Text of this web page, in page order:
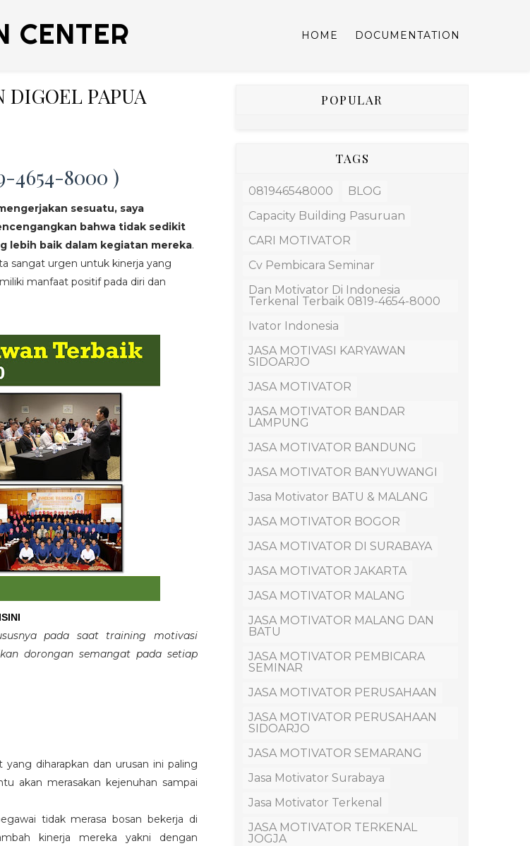
CENTER HOME DOCUMENTATION
PAPUA
4654-8000 )
sesuatu, saya
bahwa tidak sedikit
lebih baik dalam kegiatan mereka.
sangat urgen untuk kinerja yang
manfaat positif pada diri dan
pada saat training motivasi
dorongan semangat pada setiap
diharapkan dan urusan ini paling
akan merasakan kejenuhan sampai
tidak merasa bosan bekerja di
kinerja mereka yakni dengan
POPULAR
TAGS
081946548000
BLOG
Capacity Building Pasuruan
CARI MOTIVATOR
Cv Pembicara Seminar
Dan Motivator Di Indonesia
Terkenal Terbaik 0819-4654-8000
Ivator Indonesia
JASA MOTIVASI KARYAWAN
SIDOARJO
JASA MOTIVATOR
JASA MOTIVATOR BANDAR
LAMPUNG
JASA MOTIVATOR BANDUNG
JASA MOTIVATOR BANYUWANGI
Jasa Motivator BATU & MALANG
JASA MOTIVATOR BOGOR
JASA MOTIVATOR DI SURABAYA
JASA MOTIVATOR JAKARTA
JASA MOTIVATOR MALANG
JASA MOTIVATOR MALANG DAN
BATU
JASA MOTIVATOR PEMBICARA
SEMINAR
JASA MOTIVATOR PERUSAHAAN
JASA MOTIVATOR PERUSAHAAN
SIDOARJO
JASA MOTIVATOR SEMARANG
Jasa Motivator Surabaya
Jasa Motivator Terkenal
JASA MOTIVATOR TERKENAL
JOGJA